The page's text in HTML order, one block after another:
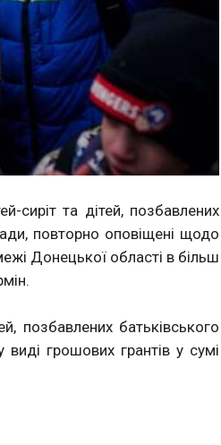
сиріт та дітей, позбавлених
повторно оповіщені щодо
Донецької області в більш
позбавлених батьківського
виді грошових грантів у сумі